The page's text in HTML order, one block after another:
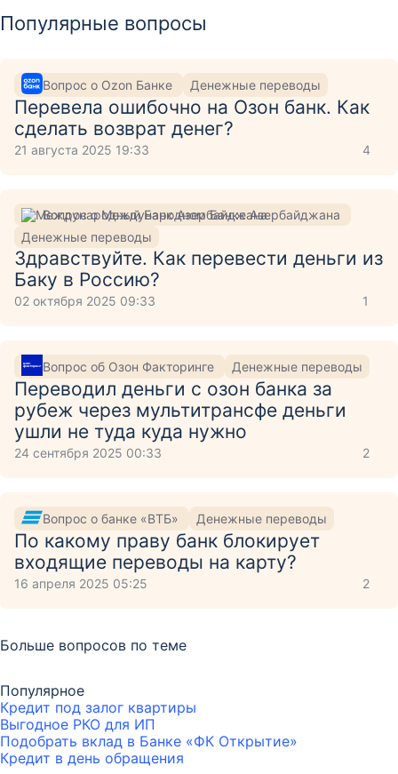
Популярные вопросы
Вопрос о Ozon Банке Денежные переводы
Перевела ошибочно на Озон банк. Как
сделать возврат денег?
21 августа 2025 19:33 4
Вопрос о Международном Банке Азербайджана
Денежные переводы
Здравствуйте. Как перевести деньги из
Баку в Россию?
02 октября 2025 09:33 1
Вопрос об Озон Факторинге Денежные переводы
Переводил деньги с озон банка за
рубеж через мультитрансфе деньги
ушли не туда куда нужно
24 сентября 2025 00:33 2
Вопрос о банке «ВТБ» Денежные переводы
По какому праву банк блокирует
входящие переводы на карту?
16 апреля 2025 05:25 2
Больше вопросов по теме
Популярное
Кредит под залог квартиры
Выгодное РКО для ИП
Подобрать вклад в Банке «ФК Открытие»
Кредит в день обращения